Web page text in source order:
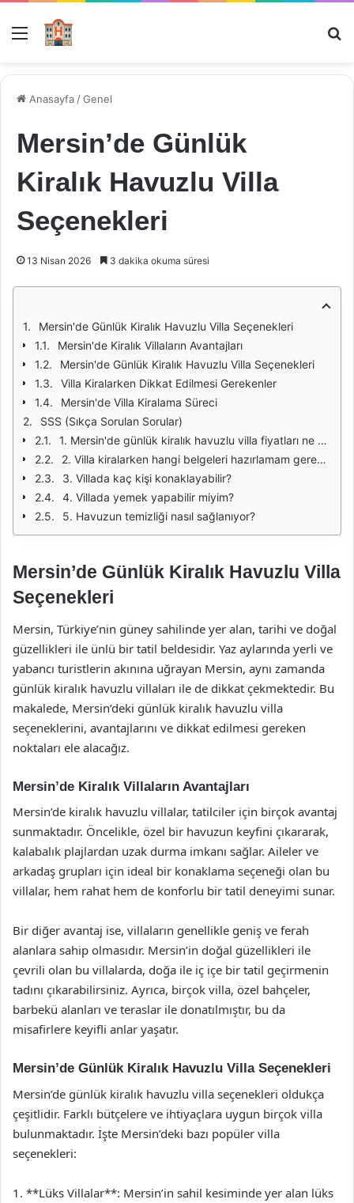
Menü
Anasayfa /Genel
Mersin’de Günlük
Kiralık Havuzlu Villa
Seçenekleri
13 Nisan 2026 3 dakika okuma süresi
Mersin'de Günlük Kiralık Havuzlu Villa Seçenekleri
Mersin'de Kiralık Villaların Avantajları
Mersin'de Günlük Kiralık Havuzlu Villa Seçenekleri
Villa Kiralarken Dikkat Edilmesi Gerekenler
Mersin'de Villa Kiralama Süreci
SSS (Sıkça Sorulan Sorular)
1. Mersin'de günlük kiralık havuzlu villa fiyatları ne kadardır?
2. Villa kiralarken hangi belgeleri hazırlamam gerekiyor?
3. Villada kaç kişi konaklayabilir?
4. Villada yemek yapabilir miyim?
5. Havuzun temizliği nasıl sağlanıyor?
Mersin’de Günlük Kiralık Havuzlu Villa
Seçenekleri
Mersin, Türkiye’nin güney sahilinde yer alan, tarihi ve doğal
güzellikleri ile ünlü bir tatil beldesidir. Yaz aylarında yerli ve
yabancı turistlerin akınına uğrayan Mersin, aynı zamanda
günlük kiralık havuzlu villaları ile de dikkat çekmektedir. Bu
makalede, Mersin’deki günlük kiralık havuzlu villa
seçeneklerini, avantajlarını ve dikkat edilmesi gereken
noktaları ele alacağız.
Mersin’de Kiralık Villaların Avantajları
Mersin’de kiralık havuzlu villalar, tatilciler için birçok avantaj
sunmaktadır. Öncelikle, özel bir havuzun keyfini çıkararak,
kalabalık plajlardan uzak durma imkanı sağlar. Aileler ve
arkadaş grupları için ideal bir konaklama seçeneği olan bu
villalar, hem rahat hem de konforlu bir tatil deneyimi sunar.
Bir diğer avantaj ise, villaların genellikle geniş ve ferah
alanlara sahip olmasıdır. Mersin’in doğal güzellikleri ile
çevrili olan bu villalarda, doğa ile iç içe bir tatil geçirmenin
tadını çıkarabilirsiniz. Ayrıca, birçok villa, özel bahçeler,
barbekü alanları ve teraslar ile donatılmıştır, bu da
misafirlere keyifli anlar yaşatır.
Mersin’de Günlük Kiralık Havuzlu Villa Seçenekleri
Mersin’de günlük kiralık havuzlu villa seçenekleri oldukça
çeşitlidir. Farklı bütçelere ve ihtiyaçlara uygun birçok villa
bulunmaktadır. İşte Mersin’deki bazı popüler villa
seçenekleri:
1. **Lüks Villalar**: Mersin’in sahil kesiminde yer alan lüks